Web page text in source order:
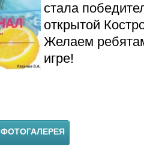
стала
открытой
Желаем
игре!
ФОТОГАЛЕРЕЯ